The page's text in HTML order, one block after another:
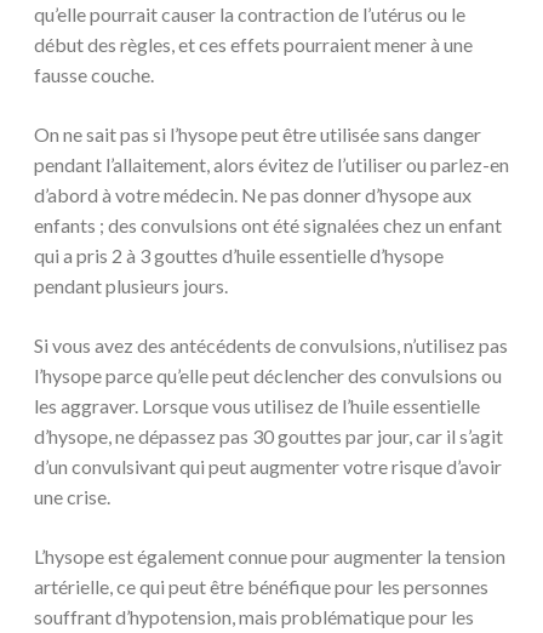
qu’elle pourrait causer la contraction de l’utérus ou le
début des règles, et ces effets pourraient mener à une
fausse couche.
On ne sait pas si l’hysope peut être utilisée sans danger
pendant l’allaitement, alors évitez de l’utiliser ou parlez-en
d’abord à votre médecin. Ne pas donner d’hysope aux
enfants ; des convulsions ont été signalées chez un enfant
qui a pris 2 à 3 gouttes d’huile essentielle d’hysope
pendant plusieurs jours.
Si vous avez des antécédents de convulsions, n’utilisez pas
l’hysope parce qu’elle peut déclencher des convulsions ou
les aggraver. Lorsque vous utilisez de l’huile essentielle
d’hysope, ne dépassez pas 30 gouttes par jour, car il s’agit
d’un convulsivant qui peut augmenter votre risque d’avoir
une crise.
L’hysope est également connue pour augmenter la tension
artérielle, ce qui peut être bénéfique pour les personnes
souffrant d’hypotension, mais problématique pour les